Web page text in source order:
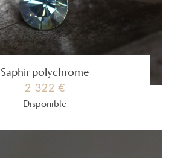
Saphir polychrome
2 322 €
Disponible